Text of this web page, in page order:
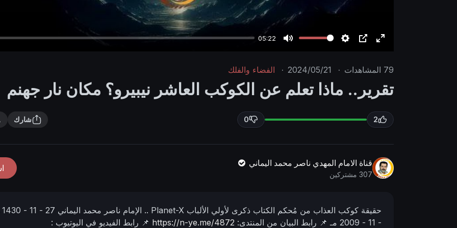
05:22
e
n
s
e
f
l
l
s
e
79 المشاهدات ·
2024/05/21
· الفضاء والفلك
تقرير.. ماذا تعلم عن الكوكب العاشر نيبيرو؟ مكان نار جهنم
2
0 شارك
قناة الامام المهدي ناصر محمد اليماني
307 مشتركين
حقيقة كوكب العذاب من مُحكم الكتاب ذكرى لأولي الألباب Planet-X .. الإمام ناصر محمد اليماني 27 - 11 - 1430 هـ
- 11 - 2009 مـ
📌 رابط البيان من المنتدى: https://n-ye.me/4872 📌 رابط الفيديو في اليوتيوب :